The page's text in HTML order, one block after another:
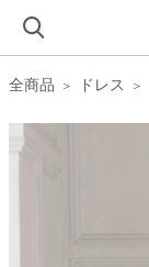
全商品 ドレス